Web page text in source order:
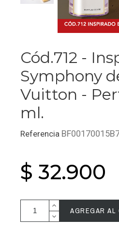
Cód.712 -
Symphony
Vuitton -
ml.
Referencia
$ 32.900
AGREGAR AL